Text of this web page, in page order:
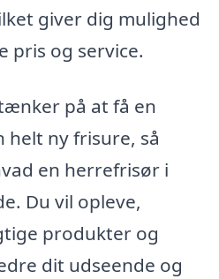
giver dig mulighed
pris og service.
på at få en
helt ny frisure, så
en herrefrisør i
Du vil opleve,
produkter og
dit udseende og